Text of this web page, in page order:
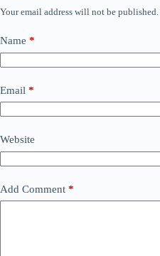
Your email address will not be published.
Name *
Email *
Website
Add Comment *